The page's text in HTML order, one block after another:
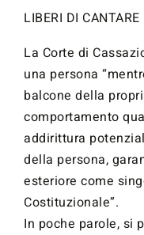
LIBERI DI
La Corte di
una persona
balcone della
comportamento
addirittura
della persona,
esteriore come
Costituzionale”.
In poche parole, si